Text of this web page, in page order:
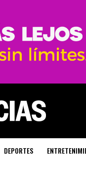
DEPORTES